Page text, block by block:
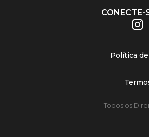
CONECTE-
Política
Todos os